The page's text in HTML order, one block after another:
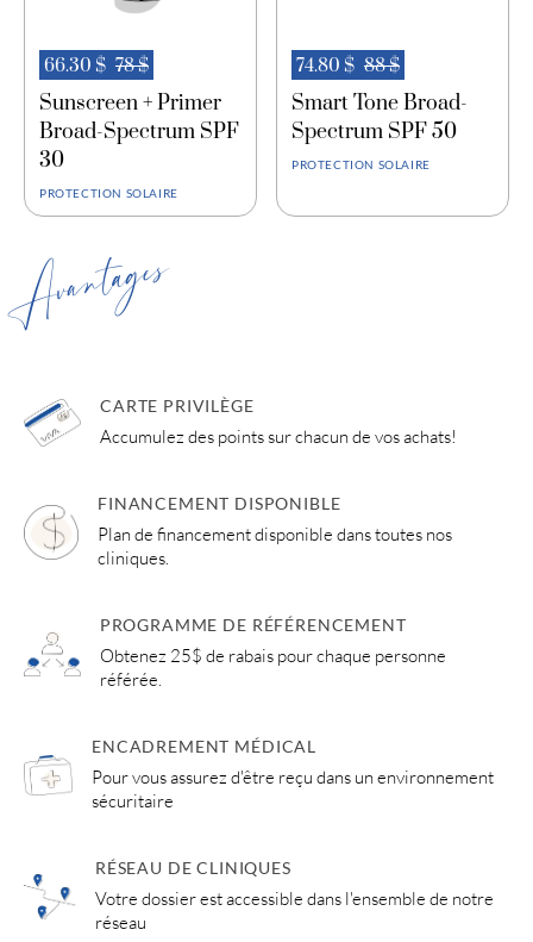
66.30 $ 78 $
Sunscreen + Primer
Broad-Spectrum SPF
30
PROTECTION SOLAIRE
74.80 $ 88 $
Smart Tone Broad-
Spectrum SPF 50
PROTECTION SOLAIRE
CARTE PRIVILÈGE
Accumulez des points sur chacun de vos achats!
FINANCEMENT DISPONIBLE
Plan de financement disponible dans toutes nos
cliniques.
PROGRAMME DE RÉFÉRENCEMENT
Obtenez 25$ de rabais pour chaque personne
référée.
ENCADREMENT MÉDICAL
Pour vous assurez d'être reçu dans un environnement
sécuritaire
RÉSEAU DE CLINIQUES
Votre dossier est accessible dans l'ensemble de notre
réseau